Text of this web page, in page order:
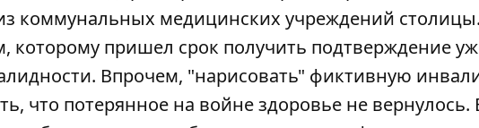
коммунальных медицинских учреждений
которому пришел срок получить подтверждение
Впрочем, "нарисовать" фиктивную
что потерянное на войне здоровье не вернулось.